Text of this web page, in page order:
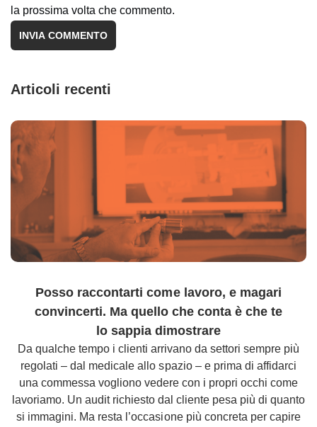
la prossima volta che commento.
Articoli recenti
Posso raccontarti come lavoro, e magari
convincerti. Ma quello che conta è che te
lo sappia dimostrare
Da qualche tempo i clienti arrivano da settori sempre più
regolati – dal medicale allo spazio – e prima di affidarci
una commessa vogliono vedere con i propri occhi come
lavoriamo. Un audit richiesto dal cliente pesa più di quanto
si immagini. Ma resta l’occasione più concreta per capire